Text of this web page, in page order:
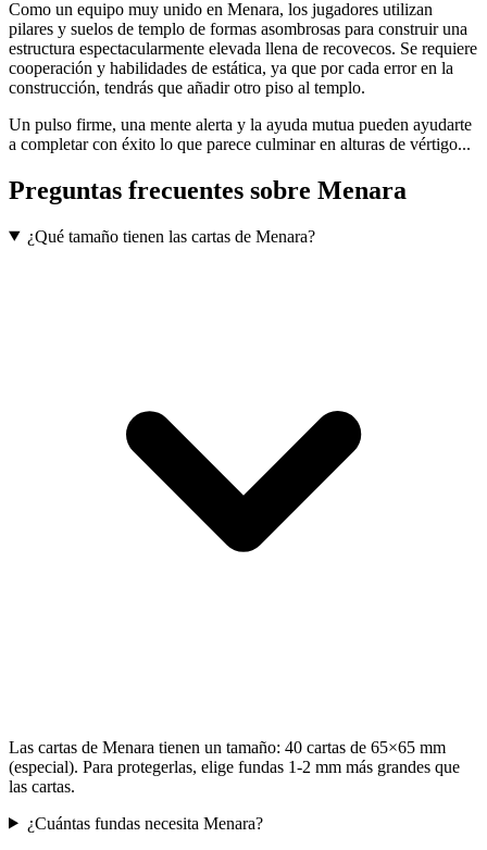
Como un equipo muy unido en Menara, los jugadores utilizan
pilares y suelos de templo de formas asombrosas para construir una
estructura espectacularmente elevada llena de recovecos. Se requiere
cooperación y habilidades de estática, ya que por cada error en la
construcción, tendrás que añadir otro piso al templo.
Un pulso firme, una mente alerta y la ayuda mutua pueden ayudarte
a completar con éxito lo que parece culminar en alturas de vértigo...
Preguntas frecuentes sobre Menara
¿Qué tamaño tienen las cartas de Menara?
Las cartas de Menara tienen un tamaño: 40 cartas de 65×65 mm
(especial). Para protegerlas, elige fundas 1-2 mm más grandes que
las cartas.
¿Cuántas fundas necesita Menara?